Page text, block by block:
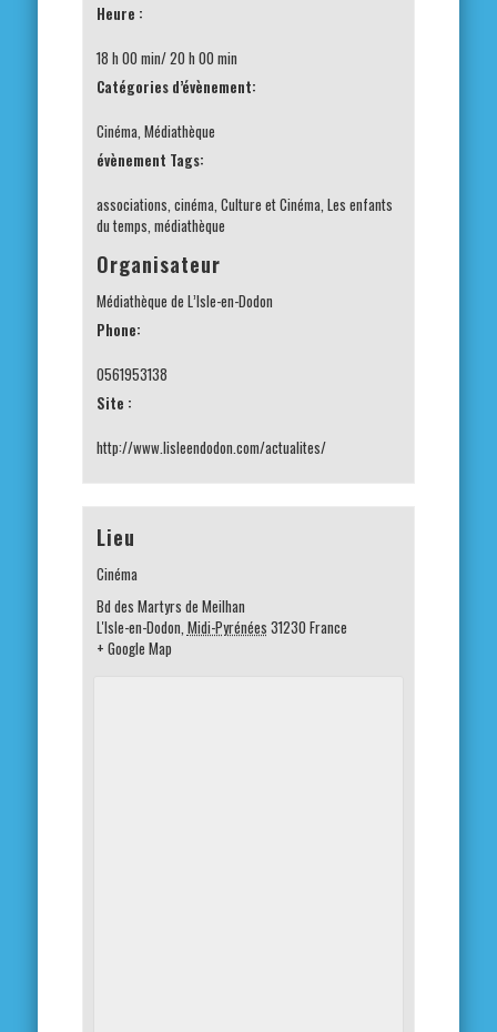
Heure :
18 h 00 min/ 20 h 00 min
Catégories d’évènement:
Cinéma, Médiathèque
évènement Tags:
associations, cinéma, Culture et Cinéma, Les enfants
du temps, médiathèque
Organisateur
Médiathèque de L’Isle-en-Dodon
Phone:
0561953138
Site :
http://www.lisleendodon.com/actualites/
Lieu
Cinéma
Bd des Martyrs de Meilhan
L'Isle-en-Dodon, Midi-Pyrénées 31230 France
+ Google Map